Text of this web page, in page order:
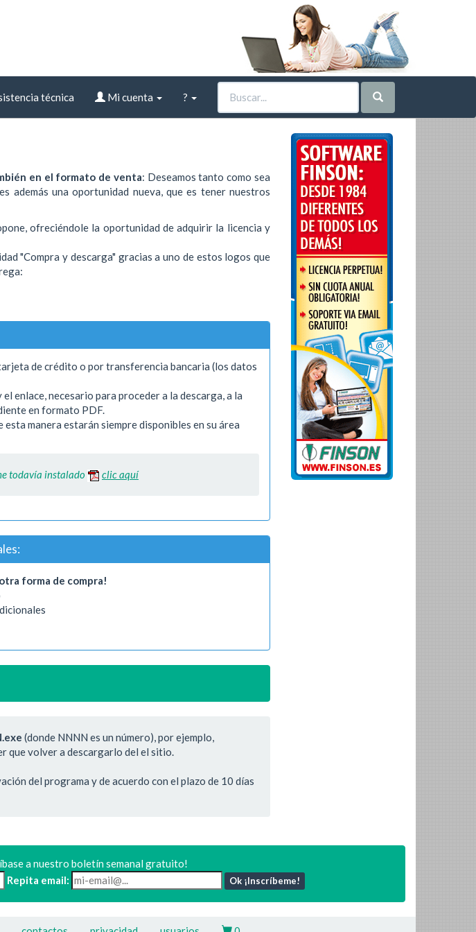
técnica Mi cuenta ?
en el formato de venta: Deseamos tanto como sea
además una oportunidad nueva, que es tener nuestros
ofreciéndole la oportunidad de adquirir la licencia y
"Compra y descarga" gracias a uno de estos logos que
de crédito o por transferencia bancaria (los datos
enlace, necesario para proceder a la descarga, a la
en formato PDF.
manera estarán siempre disponibles en su área
todavía instalado clic aquí
forma de compra!
(donde NNNN es un número), por ejemplo,
que volver a descargarlo del el sitio.
del programa y de acuerdo con el plazo de 10 días
a nuestro boletín semanal gratuito!
Repita email: Ok ¡Inscríbeme!